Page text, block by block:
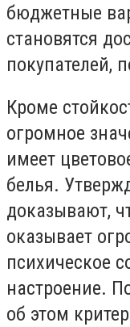
бюджетные
становятся
покупателей,
Кроме
огромное
имеет
белья.
доказывают,
оказывает
психическое
настроение.
об этом